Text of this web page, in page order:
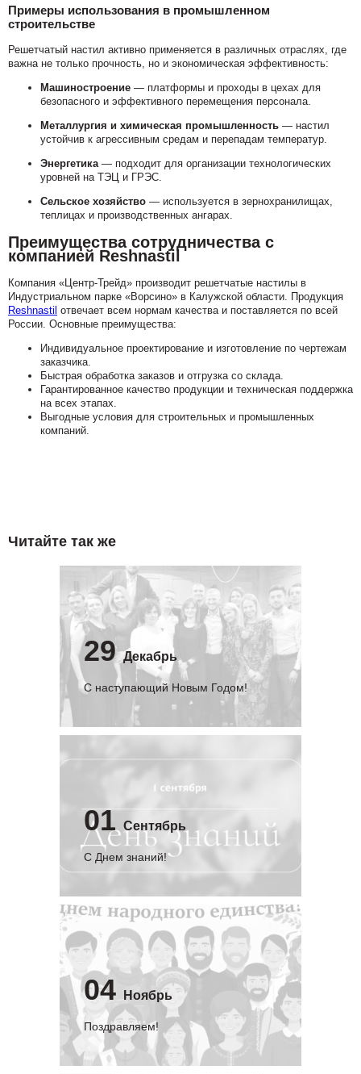
Примеры использования в промышленном
строительстве
Решетчатый настил активно применяется в различных отраслях, где
важна не только прочность, но и экономическая эффективность:
Машиностроение — платформы и проходы в цехах для
безопасного и эффективного перемещения персонала.
Металлургия и химическая промышленность — настил
устойчив к агрессивным средам и перепадам температур.
Энергетика— подходит для организации технологических
уровней на ТЭЦ и ГРЭС.
Сельское хозяйство — используется в зернохранилищах,
теплицах и производственных ангарах.
Преимущества сотрудничества с
компанией Reshnastil
Компания «Центр-Трейд» производит решетчатые настилы в
Индустриальном парке «Ворсино» в Калужской области. Продукция
Reshnastil отвечает всем нормам качества и поставляется по всей
России. Основные преимущества:
Индивидуальное проектирование и изготовление по чертежам
заказчика.
Быстрая обработка заказов и отгрузка со склада.
Гарантированное качество продукции и техническая поддержка
на всех этапах.
Выгодные условия для строительных и промышленных
компаний.
Читайте так же
29 Декабрь
С наступающий Новым Годом!
01 Сентябрь
C Днем знаний!
04 Ноябрь
Поздравляем!